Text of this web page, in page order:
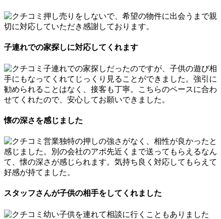
押し売りをしないで、希望の物件に出会うまで親
切に対応していただき感謝しております。
子連れでの家探しに対応してくれます
子連れでの家探しだったのですが、子供の遊び相
手にもなってくれてじっくり見ることができました。強引に
勧められることはなく、接客も丁寧。こちらのペースに合わ
せてくれたので、安心してお願いできました。
懐の深さを感じました
営業独特の押しの強さがなく、相性が良かったと
感じました。別の会社のアポ先近くまで送ってもらえるなん
て、懐の深さが感じられます。気持ち良く対応してもらえて
好感が持てました。
スタッフさんが子供の相手をしてくれました
幼い子供を連れて相談に行くこともありました